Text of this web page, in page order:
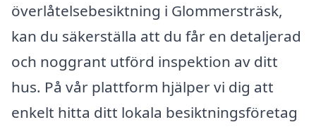
överlåtelsebesiktning i Glommersträsk,
kan du säkerställa att du får en detaljerad
och noggrant utförd inspektion av ditt
hus. På vår plattform hjälper vi dig att
enkelt hitta ditt lokala besiktningsföretag